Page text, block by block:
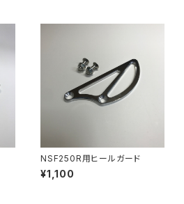
NSF250R用ヒールガード
¥1,100